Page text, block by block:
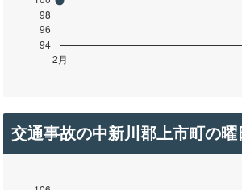
交通事故の中新川郡上市町の